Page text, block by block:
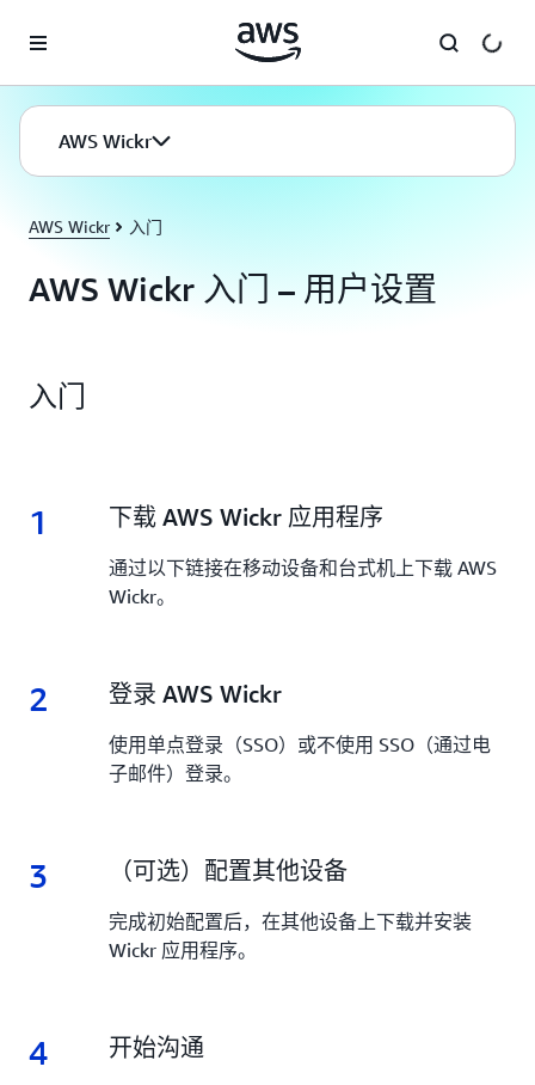
AWS Wickr
AWS Wickr 入门
AWS Wickr 入门 – 用户设置
入门
1 1.
下载 AWS Wickr 应用程序
通过以下链接在移动设备和台式机上下载 AWS
Wickr。
2 2.
登录 AWS Wickr
使用单点登录（SSO）或不使用 SSO（通过电
子邮件）登录。
3 3.
（可选）配置其他设备
完成初始配置后，在其他设备上下载并安装
Wickr 应用程序。
4 4.
开始沟通